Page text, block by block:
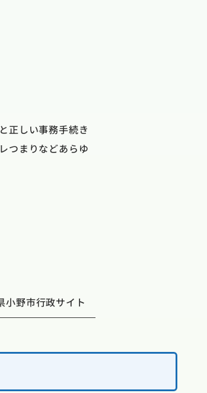
正しい事務手続き
つまりなどあらゆ
小野市行政サイト